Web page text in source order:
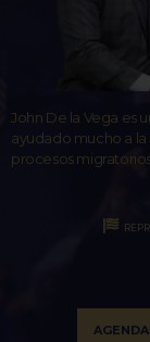
John De la Vega es
ayudado mucho a
procesos